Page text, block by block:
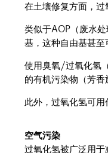
在土壤修复方面，过
类似于AOP（废水
基，这种自由基甚至
使用臭氧/过氧化氢
的有机污染物（芳香
此外，过氧化氢可用
空气污染
过氧化氢被广泛用